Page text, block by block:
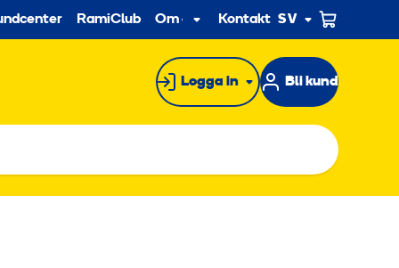
RamiClub Om ossUndermeny
Kontakt SV
Logga in Bli kund